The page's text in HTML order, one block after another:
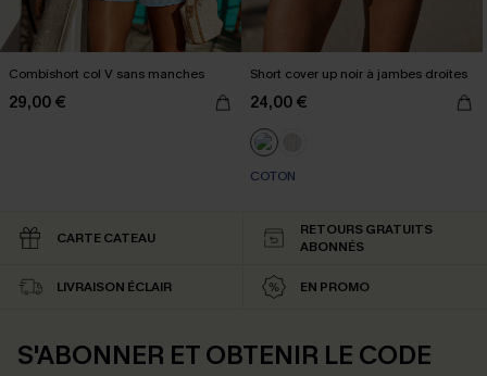
Combishort col V sans manches
29,00 €
Short cover up noir à jambes droites
24,00 €
COTON
CARTE CATEAU
RETOURS GRATUITS
ABONNÉS
LIVRAISON ÉCLAIR EN PROMO
S'ABONNER ET OBTENIR LE CODE